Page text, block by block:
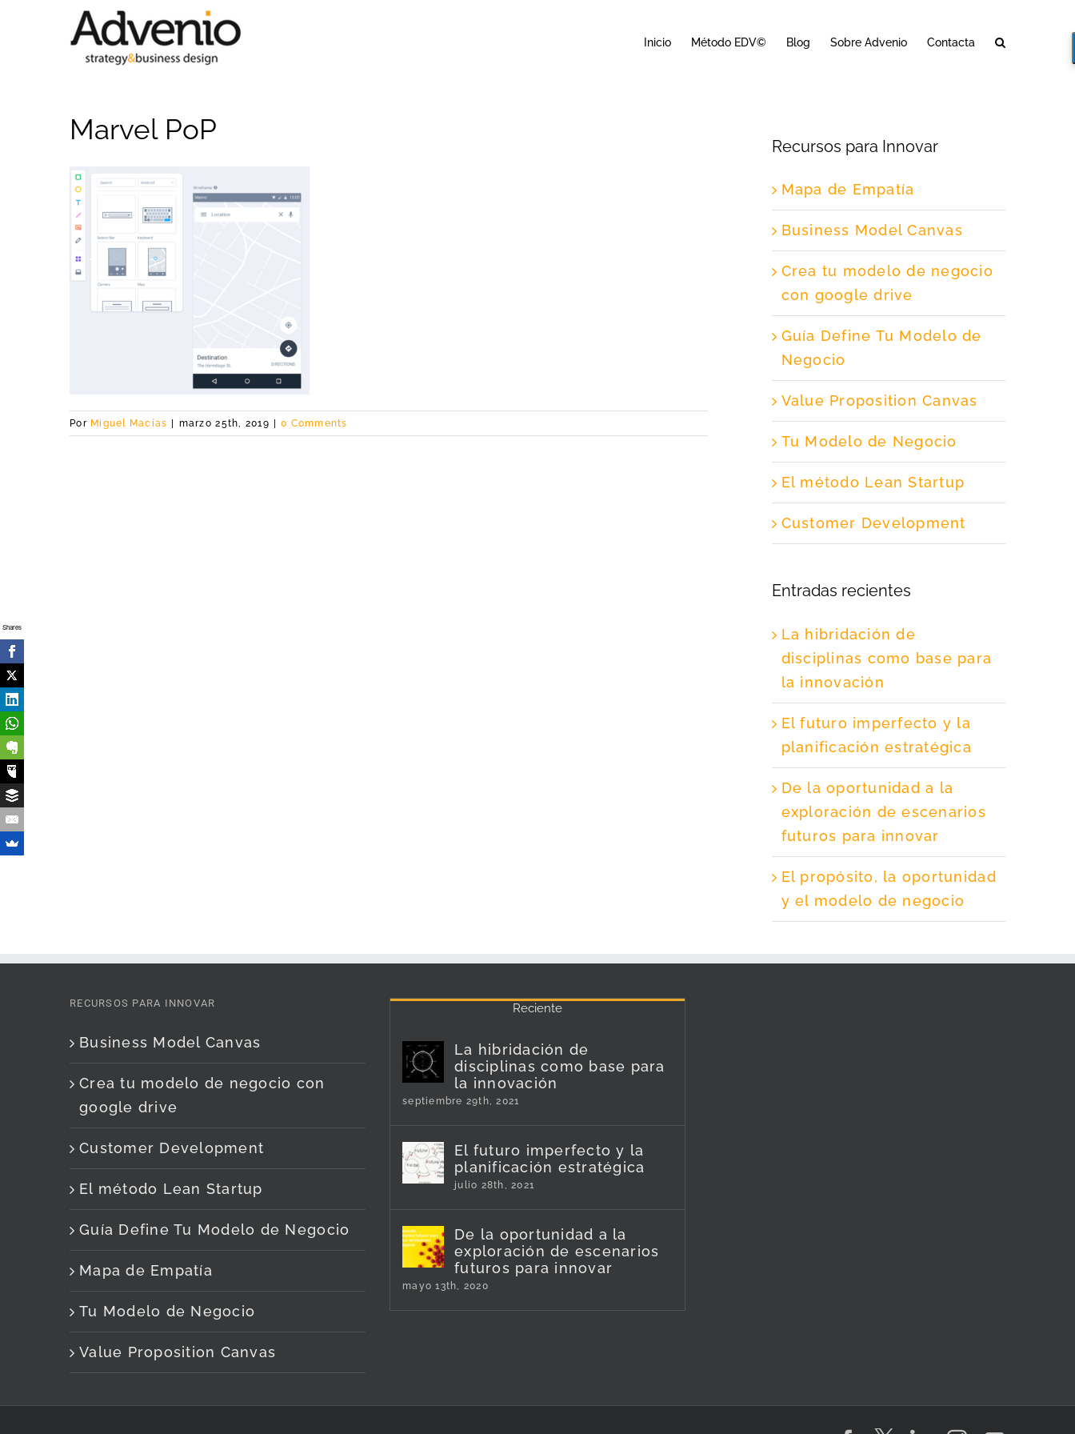
Inicio Método EDV© Blog Sobre Advenio Contacta
Marvel PoP
Por Miguel Macías marzo 25th, 2019 0 Comments
Recursos para Innovar
Mapa de Empatía
Business Model Canvas
Crea tu modelo de negocio
con google drive
Guía Define Tu Modelo de
Negocio
Value Proposition Canvas
Tu Modelo de Negocio
El método Lean Startup
Customer Development
Entradas recientes
La hibridación de
disciplinas como base para
la innovación
El futuro imperfecto y la
planificación estratégica
De la oportunidad a la
exploración de escenarios
futuros para innovar
El propósito, la oportunidad
y el modelo de negocio
RECURSOS PARA INNOVAR
Business Model Canvas
Crea tu modelo de negocio con
google drive
Customer Development
El método Lean Startup
Guía Define Tu Modelo de Negocio
Mapa de Empatía
Tu Modelo de Negocio
Value Proposition Canvas
Reciente
La hibridación de
disciplinas como base para
la innovación
septiembre 29th, 2021
El futuro imperfecto y la
planificación estratégica
julio 28th, 2021
De la oportunidad a la
exploración de escenarios
futuros para innovar
mayo 13th, 2020
Shares